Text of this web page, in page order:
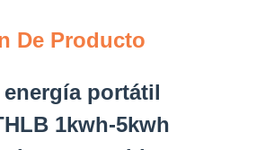
De Producto
portátil
1kwh-5kwh